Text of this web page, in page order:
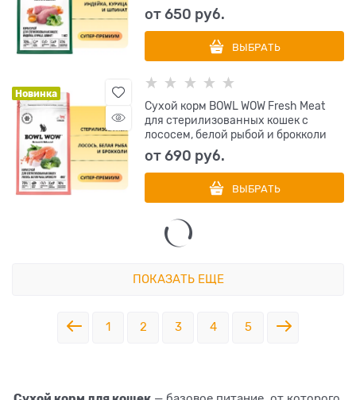
от650 руб.
ВЫБРАТЬ
Новинка
Сухой корм BOWL WOW Fresh Meat
для стерилизованных кошек с
лососем, белой рыбой и брокколи
от690 руб.
ВЫБРАТЬ
ПОКАЗАТЬ ЕЩЕ
1 2 3 4 5